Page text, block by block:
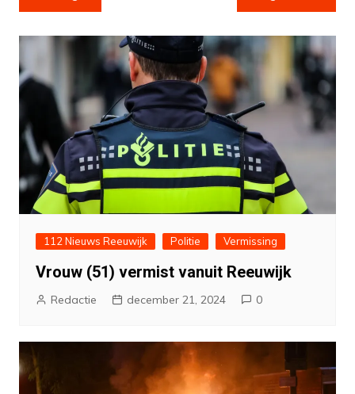
navigatie
112 Nieuws Reeuwijk Politie Vermissing
Vrouw (51) vermist vanuit Reeuwijk
Redactie december 21, 2024 0